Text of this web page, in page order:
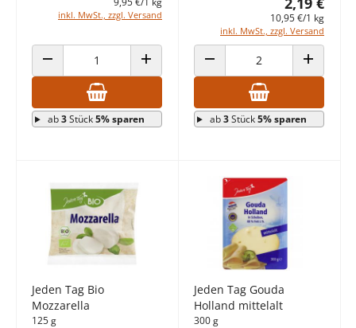
inkl. MwSt., zzgl. Versand
ANZAHL VERRINGERN ANZAHL ERHÖHEN
ab3Stück5% sparen
10,95 €/1 kg
inkl. MwSt., zzgl. Versand
ANZAHL VERRINGERN ANZAHL
ab3Stück5% sparen
Jeden Tag Bio
Mozzarella
125 g
Jeden Tag Gouda
Holland mittelalt
300 g